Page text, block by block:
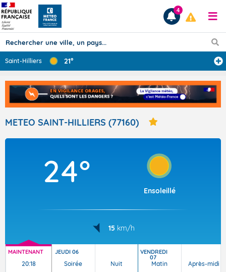
Prévisions
TOUS LES RÉSULTATS
Articles
4
Saint-Hilliers 21°
METEO SAINT-HILLIERS (77160)
24°
Ensoleillé
15 km/h
MAINTENANT
20:18
JEUDI 06
Soirée Nuit
VENDREDI
07
Matin Après-midi